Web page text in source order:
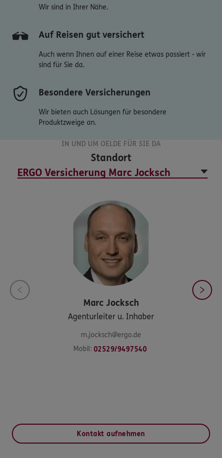
Wir sind in Ihrer Nähe.
Auf Reisen gut versichert
Auch wenn Ihnen auf einer Reise etwas passiert - wir
sind für Sie da.
Besondere Versicherungen
Wir bieten auch Lösungen für besondere
Produktzweige an.
IN UND UM OELDE FÜR SIE DA
Standort
Marc Jocksch
Agenturleiter u. Inhaber
m.jocksch@ergo.de
Mobil: 02529/9497540
Kontakt aufnehmen